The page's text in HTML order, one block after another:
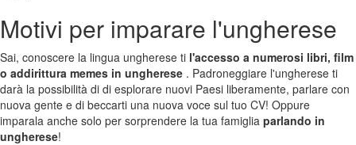
Motivi per imparare l'ungherese
Sai, conoscere la lingua ungherese ti l'accesso a numerosi libri, film
o addirittura memes in ungherese . Padroneggiare l'ungherese ti
darà la possibilità di di esplorare nuovi Paesi liberamente, parlare con
nuova gente e di beccarti una nuova voce sul tuo CV! Oppure
imparala anche solo per sorprendere la tua famiglia parlando in
ungherese!